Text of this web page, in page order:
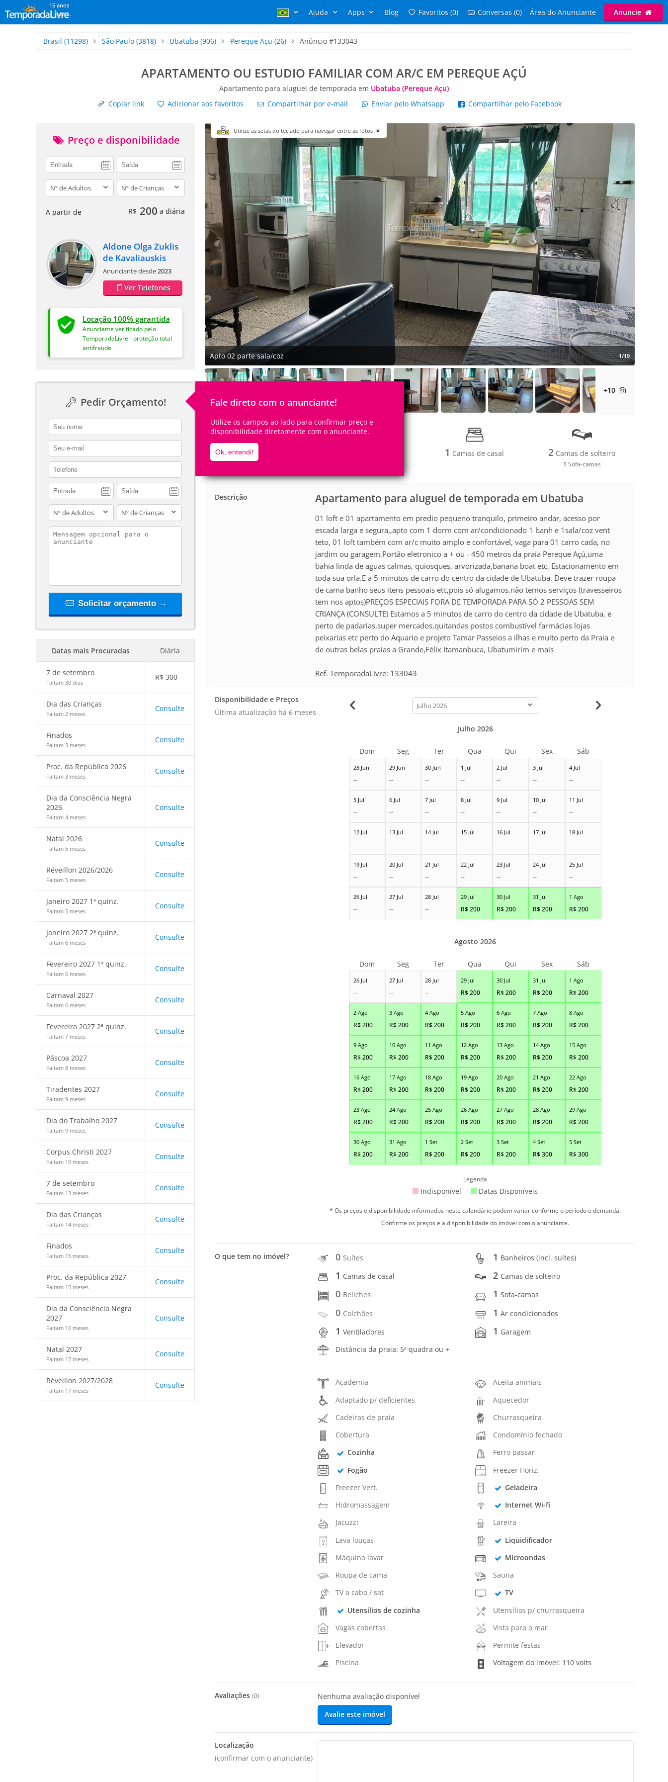
15 anos
Ajuda Apps Blog Favoritos (0) Conversas (0) Área do Anunciante Anuncie
Brasil (11298) São Paulo(3818) Ubatuba (906) Pereque Açu (26) Anúncio #133043
APARTAMENTO OU ESTUDIO FAMILIAR COM AR/C EM PEREQUE AÇÚ
Apartamento para aluguel de temporada em Ubatuba (Pereque Açu)
Copiar link
Adicionar aos favoritos Compartilhar por e-mail Enviar pelo Whatsapp Compartilhar pelo Facebook
Preço e disponibilidade
adults children
A partir de R$ 200 a diária
Aldone Olga Zuklis
de Kavaliauskis
Anunciante desde2023
Ver Telefones
Locação 100% garantida
Anunciante verificado pelo
TemporadaLivre - proteção total
antifraude
Pedir Orçamento! Fale direto com o anunciante!
Utilize os campos ao lado para confirmar preço e
disponibilidade diretamente com o anunciante.
Ok, entendi!
contact_name
contact_email
contact_phone
adults children
contact_message
Solicitar orçamento →
Datas mais Procuradas Diária
7 de setembro
Faltam 30 dias
R$ 300
Dia das Crianças
Faltam 2 meses
Consulte
Finados
Faltam 3 meses
Consulte
Proc. da República 2026
Faltam 3 meses
Consulte
Dia da Consciência Negra
2026
Faltam 4 meses
Consulte
Natal 2026
Faltam 5 meses
Consulte
Réveillon 2026/2026
Faltam 5 meses
Consulte
Janeiro 2027 1ª quinz.
Faltam 5 meses
Consulte
Janeiro 2027 2ª quinz.
Faltam 6 meses
Consulte
Fevereiro 2027 1ª quinz.
Faltam 6 meses
Consulte
Carnaval 2027
Faltam 6 meses
Consulte
Fevereiro 2027 2ª quinz.
Faltam 7 meses
Consulte
Páscoa 2027
Faltam 8 meses
Consulte
Tiradentes 2027
Faltam 9 meses
Consulte
Dia do Trabalho 2027
Faltam 9 meses
Consulte
Corpus Christi 2027
Faltam 10 meses
Consulte
7 de setembro
Faltam 13 meses
Consulte
Dia das Crianças
Faltam 14 meses
Consulte
Finados
Faltam 15 meses
Consulte
Proc. da República 2027
Faltam 15 meses
Consulte
Dia da Consciência Negra
2027
Faltam 16 meses
Consulte
Natal 2027
Faltam 17 meses
Consulte
Réveillon 2027/2028
Faltam 17 meses
Consulte
Utilize as setas do teclado para navegar entre as fotos
Apto 02 parte sala/coz 1/19
+10
5Pessoas 1 Camas de casal 2 Camas de solteiro
1 Sofa-camas
Apartamento para aluguel de temporada em Ubatuba
Descrição
01 loft e 01 apartamento em predio pequeno tranquilo, primeiro andar, acesso por
escada larga e segura,,apto com 1 dorm com ar/condicionado 1 banh e 1sala/coz vent
teto, 01 loft também com ar/c muito amplo e confortável, vaga para 01 carro cada, no
jardim ou garagem,Portão eletronico a + ou - 450 metros da praia Pereque Açú,uma
bahia linda de aguas calmas, quiosques, arvorizada,banana boat etc, Estacionamento em
toda sua orla.E a 5 minutos de carro do centro da cidade de Ubatuba. Deve trazer roupa
de cama banho seus itens pessoais etc,pois só alugamos.não temos serviços (travesseiros
tem nos aptos)PREÇOS ESPECIAIS FORA DE TEMPORADA PARA SÓ 2 PESSOAS SEM
CRIANÇA (CONSULTE) Estamos a 5 minutos de carro do centro da cidade de Ubatuba, e
perto de padarias,super mercados,quitandas postos combustível farmácias lojas
peixarias etc perto do Aquario e projeto Tamar Passeios a ilhas e muito perto da Praia e
de outras belas praias a Grande,Félix Itamanbuca, Ubatumirim e mais
Ref. TemporadaLivre: 133043
Disponibilidade e Preços
Última atualização há 6 meses
calendar-
month
28 Jun
--
29 Jun
--
30 Jun
--
1 Jul
--
2 Jul
--
3 Jul
--
4 Jul
--
5 Jul
--
6 Jul
--
7 Jul
--
8 Jul
--
9 Jul
--
10 Jul
--
11 Jul
--
12 Jul
--
13 Jul
--
14 Jul
--
15 Jul
--
16 Jul
--
17 Jul
--
18 Jul
--
19 Jul
--
20 Jul
--
21 Jul
--
22 Jul
--
23 Jul
--
24 Jul
--
25 Jul
--
26 Jul
--
27 Jul
--
28 Jul
--
29 Jul
R$200
30 Jul
R$200
31 Jul
R$200
1 Ago
R$200
Julho 2026
Dom Seg Ter Qua Qui Sex Sáb
26 Jul
--
27 Jul
--
28 Jul
--
29 Jul
R$200
30 Jul
R$200
31 Jul
R$200
1 Ago
R$200
2 Ago
R$200
3 Ago
R$200
4 Ago
R$200
5 Ago
R$200
6 Ago
R$200
7 Ago
R$200
8 Ago
R$200
9 Ago
R$200
10 Ago
R$200
11 Ago
R$200
12 Ago
R$200
13 Ago
R$200
14 Ago
R$200
15 Ago
R$200
16 Ago
R$200
17 Ago
R$200
18 Ago
R$200
19 Ago
R$200
20 Ago
R$200
21 Ago
R$200
22 Ago
R$200
23 Ago
R$200
24 Ago
R$200
25 Ago
R$200
26 Ago
R$200
27 Ago
R$200
28 Ago
R$200
29 Ago
R$200
30 Ago
R$200
31 Ago
R$200
1 Set
R$200
2 Set
R$200
3 Set
R$200
4 Set
R$300
5 Set
R$300
Agosto 2026
Dom Seg Ter Qua Qui Sex Sáb
Legenda
Indisponível Datas Disponíveis
* Os preços e disponibilidade informados neste calendário podem variar conforme o período e demanda.
Confirme os preços e a disponibilidade do imóvel com o anunciante.
O que tem no imóvel? 0 Suítes 1 Banheiros (incl. suítes)
1 Camas de casal 2 Camas de solteiro
0 Beliches 1Sofa-camas
0 Colchões 1Ar condicionados
1Ventiladores 1 Garagem
Distância da praia: 5ª quadra ou +
Academia
Aceita animais
Adaptado p/ deficientes
Aquecedor
Cadeiras de praia
Churrasqueira
Cobertura
Condomínio fechado
Cozinha
Ferro passar
Fogão
Freezer Horiz.
Freezer Vert.
Geladeira
Hidromassagem
Internet Wi-fi
Jacuzzi
Lareira
Lava louças
Liquidificador
Máquina lavar
Microondas
Roupa de cama
Sauna
TV a cabo / sat
TV
Utensílios de cozinha
Utensílios p/ churrasqueira
Vagas cobertas
Vista para o mar
Elevador
Permite festas
Piscina
Voltagem do imóvel: 110 volts
Avaliações (0)
Nenhuma avaliação disponível
Avalie este imóvel
Localização
(confirmar com o anunciante)